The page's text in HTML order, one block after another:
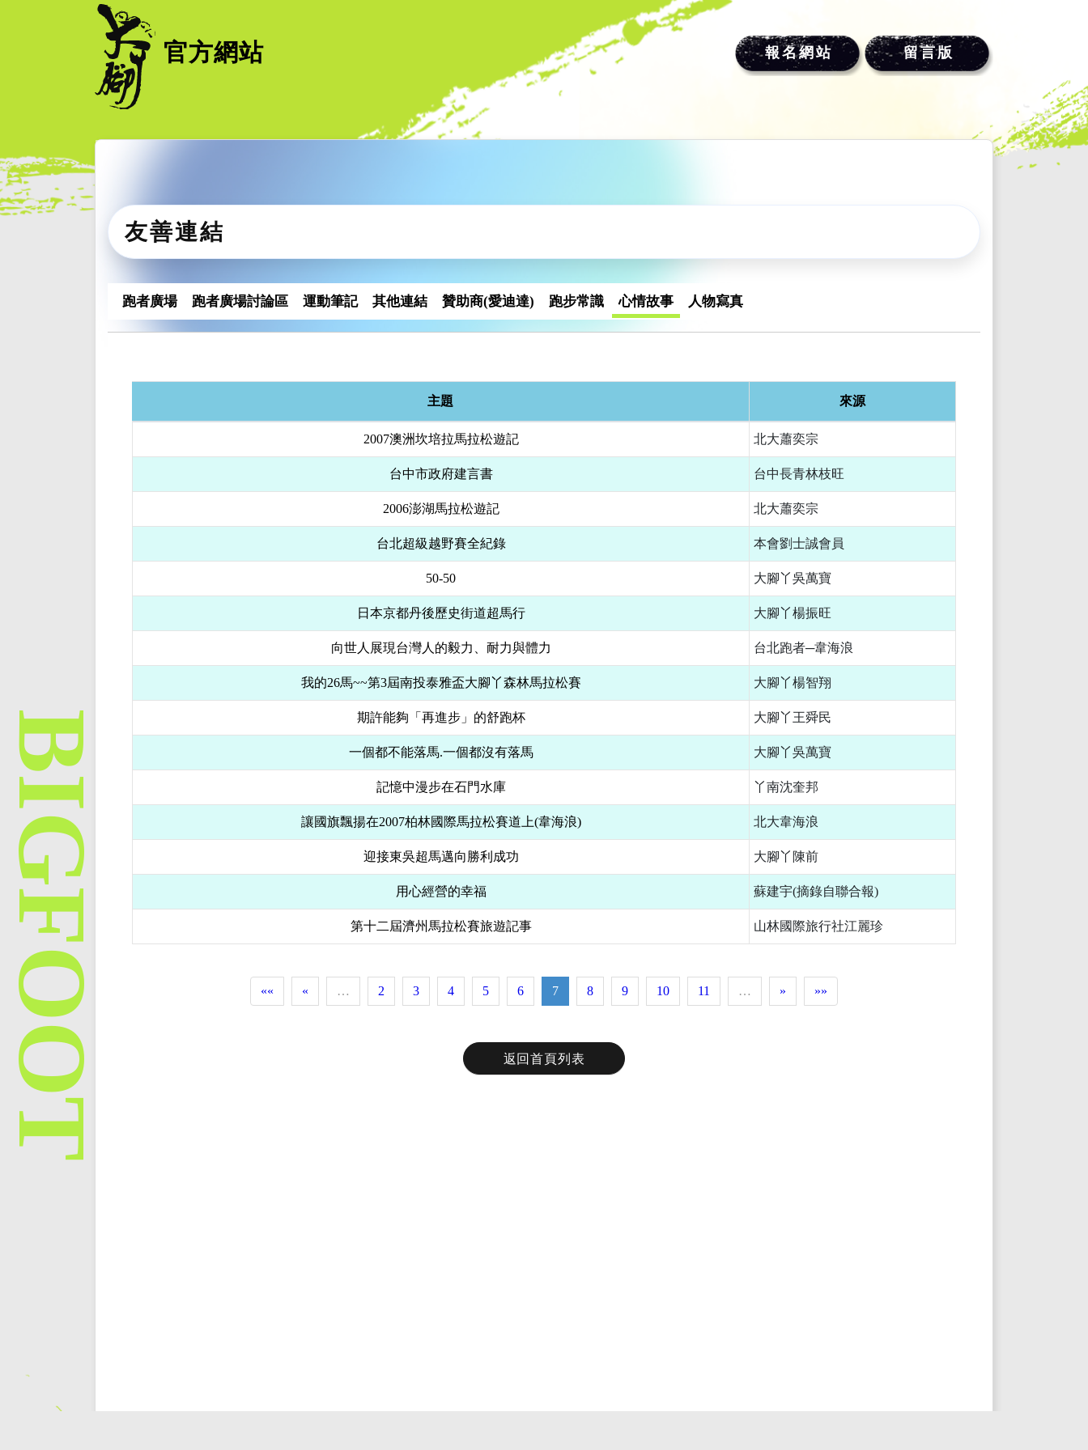
官方網站 報名網站 留言版
友善連結
跑者廣場 跑者廣場討論區 運動筆記 其他連結 贊助商(愛迪達) 跑步常識 心情故事 人物寫真
主題 來源
2007澳洲坎培拉馬拉松遊記 北大蕭奕宗
台中市政府建言書 台中長青林枝旺
2006澎湖馬拉松遊記 北大蕭奕宗
台北超級越野賽全紀錄 本會劉士誠會員
50-50 大腳丫吳萬寶
日本京都丹後歷史街道超馬行 大腳丫楊振旺
向世人展現台灣人的毅力、耐力與體力 台北跑者─韋海浪
我的26馬~~第3屆南投泰雅盃大腳丫森林馬拉松賽 大腳丫楊智翔
期許能夠「再進步」的舒跑杯 大腳丫王舜民
一個都不能落馬.一個都沒有落馬 大腳丫吳萬寶
記憶中漫步在石門水庫 丫南沈奎邦
讓國旗飄揚在2007柏林國際馬拉松賽道上(韋海浪) 北大韋海浪
迎接東吳超馬邁向勝利成功 大腳丫陳前
用心經營的幸福 蘇建宇(摘錄自聯合報)
第十二屆濟州馬拉松賽旅遊記事 山林國際旅行社江麗珍
«« « … 2 3 4 5 6 7 8 9 10 11 … » »»
返回首頁列表